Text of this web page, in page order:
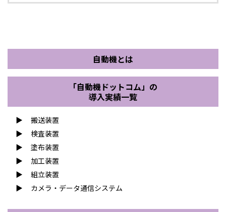
自動機とは
「自動機ドットコム」の
導入実績一覧
搬送装置
検査装置
塗布装置
加工装置
組立装置
カメラ・データ通信システム